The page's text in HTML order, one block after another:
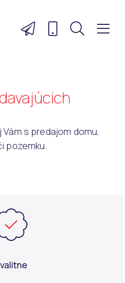
s predajom domu,
pozemku.